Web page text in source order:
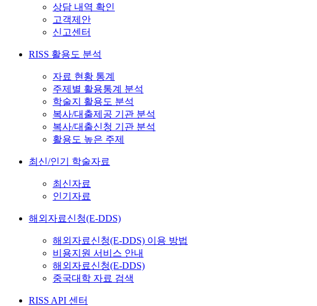
상담 내역 확인
고객제안
신고센터
RISS 활용도 분석
자료 현황 통계
주제별 활용통계 분석
학술지 활용도 분석
복사/대출제공 기관 분석
복사/대출신청 기관 분석
활용도 높은 주제
최신/인기 학술자료
최신자료
인기자료
해외자료신청(E-DDS)
해외자료신청(E-DDS) 이용 방법
비용지원 서비스 안내
해외자료신청(E-DDS)
중국대학 자료 검색
RISS API 센터